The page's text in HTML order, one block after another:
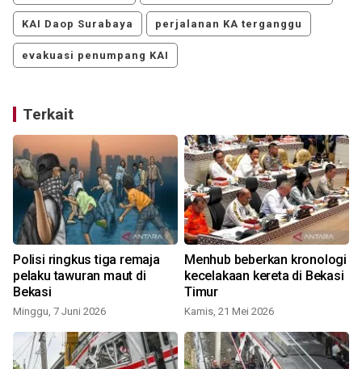
KAI Daop Surabaya perjalanan KA terganggu
evakuasi penumpang KAI
Terkait
Polisi ringkus tiga remaja
pelaku tawuran maut di
Bekasi
Minggu, 7 Juni 2026
Menhub beberkan kronologi
kecelakaan kereta di Bekasi
Timur
Kamis, 21 Mei 2026